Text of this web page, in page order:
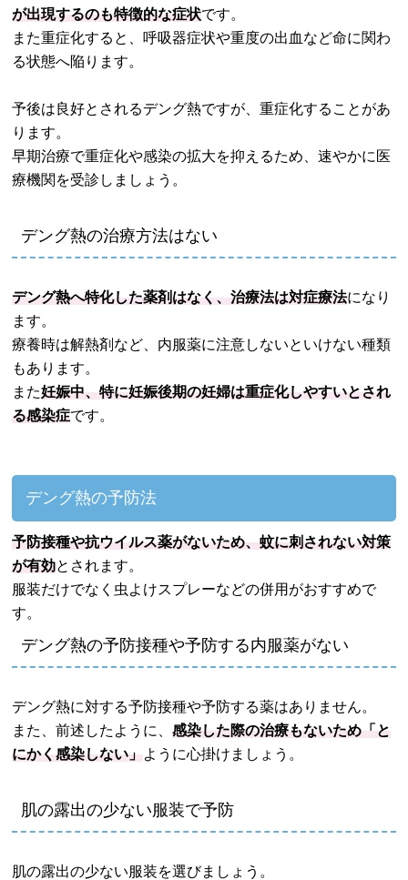
が出現するのも特徴的な症状です。
また重症化すると、呼吸器症状や重度の出血など命に関わ
る状態へ陥ります。
予後は良好とされるデング熱ですが、重症化することがあ
ります。
早期治療で重症化や感染の拡大を抑えるため、速やかに医
療機関を受診しましょう。
デング熱の治療方法はない
デング熱へ特化した薬剤はなく、治療法は対症療法になり
ます。
療養時は解熱剤など、内服薬に注意しないといけない種類
もあります。
また妊娠中、特に妊娠後期の妊婦は重症化しやすいとされ
る感染症です。
デング熱の予防法
予防接種や抗ウイルス薬がないため、蚊に刺されない対策
が有効とされます。
服装だけでなく虫よけスプレーなどの併用がおすすめで
す。
デング熱の予防接種や予防する内服薬がない
デング熱に対する予防接種や予防する薬はありません。
また、前述したように、感染した際の治療もないため「と
にかく感染しない」 ように心掛けましょう。
肌の露出の少ない服装で予防
肌の露出の少ない服装を選びましょう。